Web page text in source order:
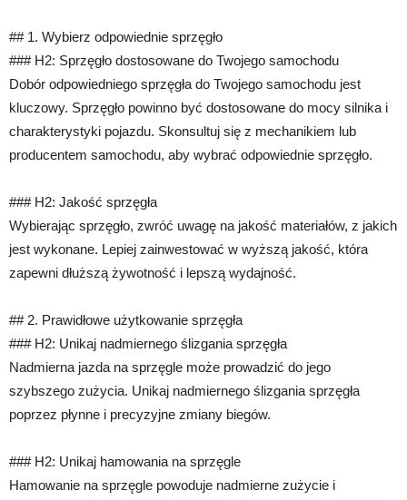
## 1. Wybierz odpowiednie sprzęgło
### H2: Sprzęgło dostosowane do Twojego samochodu
Dobór odpowiedniego sprzęgła do Twojego samochodu jest
kluczowy. Sprzęgło powinno być dostosowane do mocy silnika i
charakterystyki pojazdu. Skonsultuj się z mechanikiem lub
producentem samochodu, aby wybrać odpowiednie sprzęgło.
### H2: Jakość sprzęgła
Wybierając sprzęgło, zwróć uwagę na jakość materiałów, z jakich
jest wykonane. Lepiej zainwestować w wyższą jakość, która
zapewni dłuższą żywotność i lepszą wydajność.
## 2. Prawidłowe użytkowanie sprzęgła
### H2: Unikaj nadmiernego ślizgania sprzęgła
Nadmierna jazda na sprzęgle może prowadzić do jego
szybszego zużycia. Unikaj nadmiernego ślizgania sprzęgła
poprzez płynne i precyzyjne zmiany biegów.
### H2: Unikaj hamowania na sprzęgle
Hamowanie na sprzęgle powoduje nadmierne zużycie i